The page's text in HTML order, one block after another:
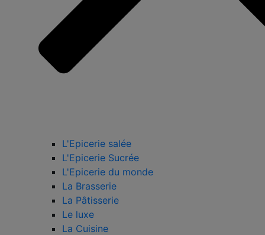
L'Epicerie salée
L'Epicerie Sucrée
L'Epicerie du monde
La Brasserie
La Pâtisserie
Le luxe
La Cuisine